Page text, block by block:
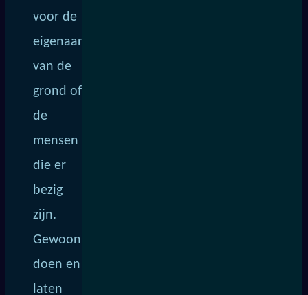
voor de
eigenaar
van de
grond of
de
mensen
die er
bezig
zijn.
Gewoon
doen en
laten